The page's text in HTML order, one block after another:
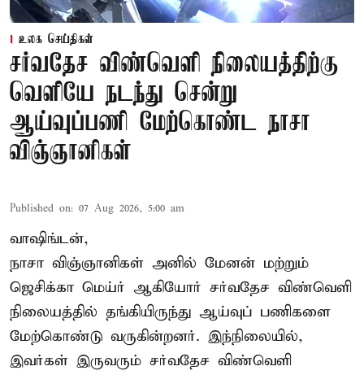
உலக செய்திகள்
சர்வதேச விண்வெளி நிலையத்திற்கு
வெளியே நடந்து சென்று
ஆய்வுப்பணி மேற்கொண்ட நாசா
விஞ்ஞானிகள்
Published on: 07 Aug 2026, 5:00 am
வாஷிங்டன்,
நாசா விஞ்ஞானிகள் அனில் மேனன் மற்றும்
ஜெசிக்கா மெய்ர் ஆகியோர் சர்வதேச விண்வெளி
நிலையத்தில் தங்கியிருந்து ஆய்வுப் பணிகளை
மேற்கொண்டு வருகின்றனர். இந்நிலையில்,
இவர்கள் இருவரும் சர்வதேச விண்வெளி